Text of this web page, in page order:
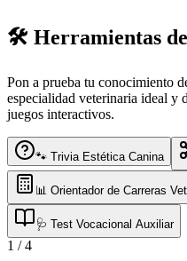
🛠️ Herramientas de
Pon a prueba tu conocimiento
especialidad veterinaria ideal y
juegos interactivos.
🐾 Trivia Estética Canina
📊 Orientador de Carreras
🩺 Test Vocacional Auxiliar
1 /4